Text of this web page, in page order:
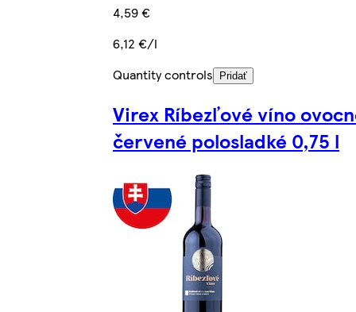
4,59 €
6,12 €/l
Quantity controls
Pridať
Virex Ríbezľové víno
červené polosladké 0,75 l